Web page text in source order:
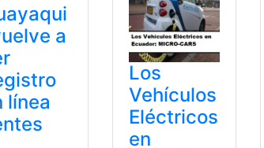
a
línea
Los
Vehículos
Eléctricos
en